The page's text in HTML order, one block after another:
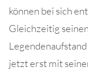
können bei sich
Gleichzeitig
jetzt erst mit